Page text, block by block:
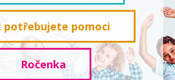
potřebujete pomoci
Ročenka